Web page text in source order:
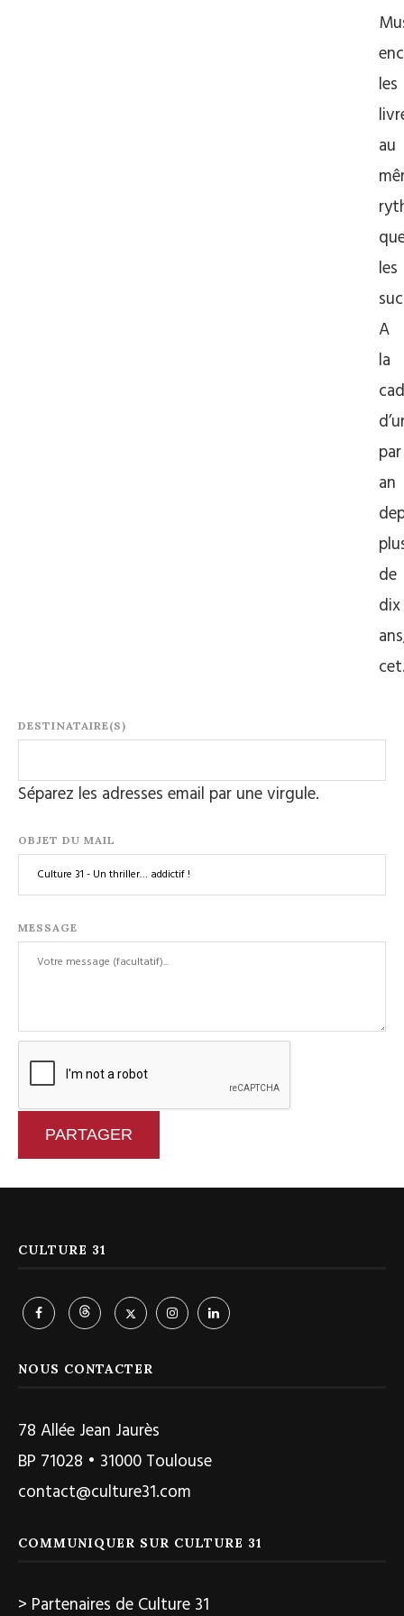
les
au
les
A
la
par
an
de
dix
DESTINATAIRE(S)
Séparez les adresses email par une virgule.
OBJET DU MAIL
MESSAGE
PARTAGER
CULTURE 31
NOUS CONTACTER
78 Allée Jean Jaurès
BP 71028 • 31000 Toulouse
contact@culture31.com
COMMUNIQUER SUR CULTURE 31
> Partenaires de Culture 31